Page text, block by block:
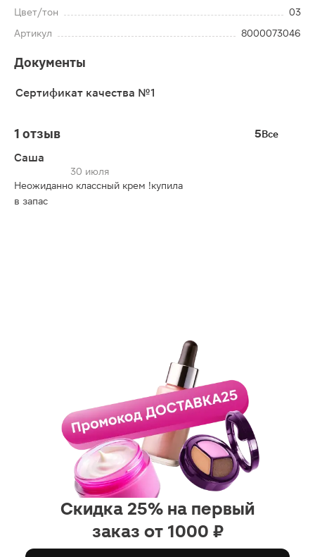
Цвет/тон
03
Артикул
8000073046
Документы
Сертификат качества №1
1 отзыв 5Все
Саша
30 июля
Неожиданно классный крем !купила
в запас
Скидка 25% на первый
заказ от 1000 ₽